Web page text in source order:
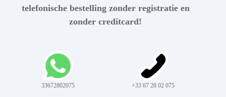
telefonische bestelling zonder registratie en
zonder creditcard!
33672802075 +33 67 28 02 075